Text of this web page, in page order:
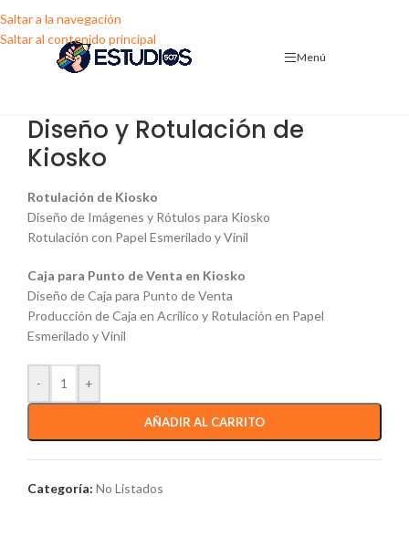
Saltar a la navegación
Saltar al contenido principal
Menú
Diseño y Rotulación de
Kiosko
Rotulación de Kiosko
Diseño de Imágenes y Rótulos para Kiosko
Rotulación con Papel Esmerilado y Vinil
Caja para Punto de Venta en Kiosko
Diseño de Caja para Punto de Venta
Producción de Caja en Acrílico y Rotulación en Papel
Esmerilado y Vinil
- +
AÑADIR AL CARRITO
Categoría: No Listados